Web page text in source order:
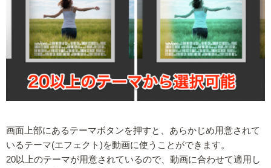
画面上部にあるテーマボタンを押すと、あらかじめ用意されて
いるテーマ(エフェクト)を動画に使うことができます。
20以上のテーマが用意されているので、動画に合わせて適用し